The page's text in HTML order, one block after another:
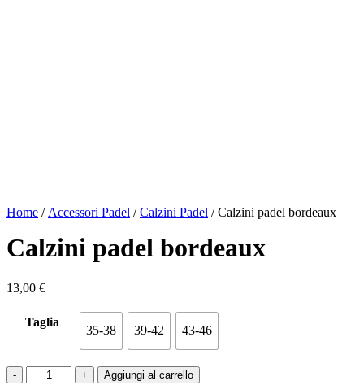
Home / Accessori Padel /Calzini Padel / Calzini padel bordeaux
Calzini padel bordeaux
13,00 €
Taglia
35-38 39-42 43-46
-
Calzini
padel
+ Aggiungi al carrello